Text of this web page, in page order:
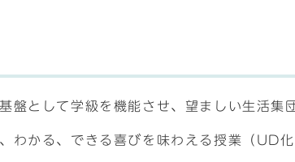
盤として学級を機能させ、望ましい生活集
わかる、できる喜びを味わえる授業（UD